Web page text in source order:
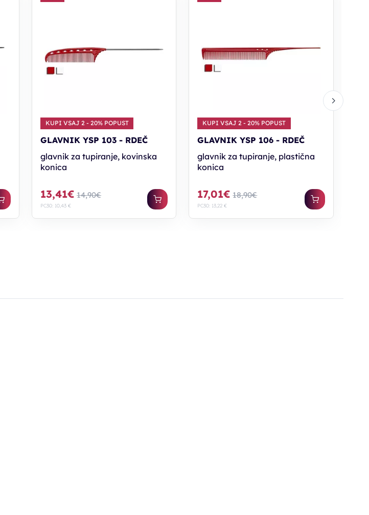
KUPI VSAJ 2 - 20% POPUST
GLAVNIK YSP 103 - RDEČ
glavnik za tupiranje, kovinska
konica
13,41€ 14,90€
PC30: 10,43 €
KUPI VSAJ 2 - 20% POPUST
GLAVNIK YSP 106 - RDEČ
glavnik za tupiranje, plastična
konica
17,01€ 18,90€
PC30: 13,22 €